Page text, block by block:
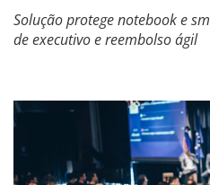
Solução protege notebook e
de executivo e reembolso ágil